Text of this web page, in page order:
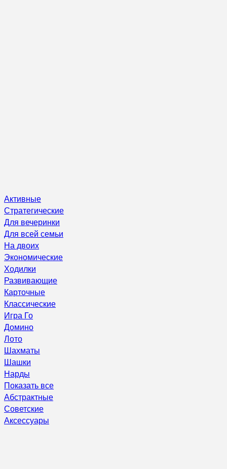
Активные
Стратегические
Для вечеринки
Для всей семьи
На двоих
Экономические
Ходилки
Развивающие
Карточные
Классические
Игра Го
Домино
Лото
Шахматы
Шашки
Нарды
Показать все
Абстрактные
Советские
Аксессуары